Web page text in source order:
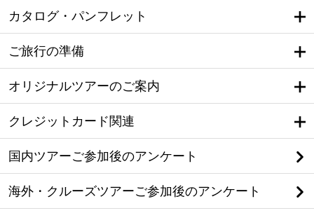
カタログ・パンフレット
ご旅行の準備
オリジナルツアーのご案内
クレジットカード関連
国内ツアーご参加後のアンケート
海外・クルーズツアーご参加後のアンケート